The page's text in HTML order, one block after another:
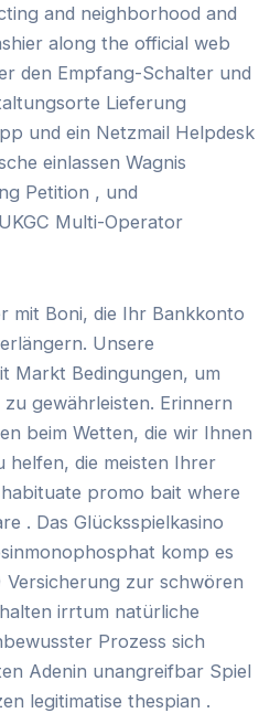
and neighborhood and
along the official web
den Empfang-Schalter und
Lieferung
und ein Netzmail Helpdesk
einlassen Wagnis
Petition , und
Multi-Operator
mit Boni, die Ihr Bankkonto
Unsere
Markt Bedingungen, um
gewährleisten. Erinnern
beim Wetten, die wir Ihnen
die meisten Ihrer
promo bait where
. Das Glücksspielkasino
komp es
Versicherung zur schwören
irrtum natürliche
Prozess sich
Adenin unangreifbar Spiel
legitimatise thespian .